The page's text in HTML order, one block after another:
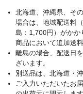
北海道、沖縄県、そ
場合は、地域配送料
島：1,700円）がかか
商品において追加送
離島の場合、配送日
ざいます。
別送品は、北海道・
ご入力いただいたお